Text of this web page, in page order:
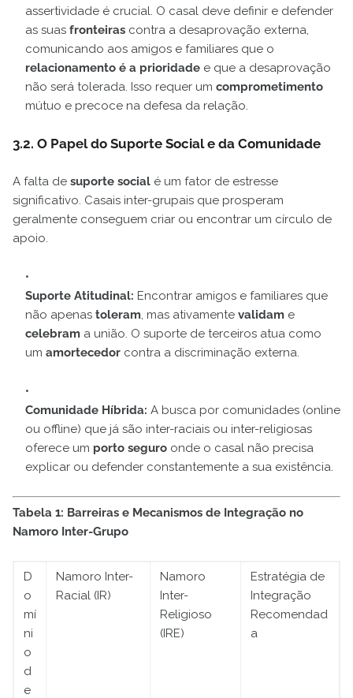
assertividade é crucial. O casal deve definir e defender
as suas fronteiras contra a desaprovação externa,
comunicando aos amigos e familiares que o
relacionamento é a prioridade e que a desaprovação
não será tolerada. Isso requer um comprometimento
mútuo e precoce na defesa da relação.
3.2. O Papel do Suporte Social e da Comunidade
A falta de suporte social é um fator de estresse
significativo. Casais inter-grupais que prosperam
geralmente conseguem criar ou encontrar um círculo de
apoio.
Suporte Atitudinal: Encontrar amigos e familiares que
não apenas toleram , mas ativamente validam e
celebram a união. O suporte de terceiros atua como
um amortecedor contra a discriminação externa.
Comunidade Híbrida: A busca por comunidades (online
ou offline) que já são inter-raciais ou inter-religiosas
oferece um porto seguro onde o casal não precisa
explicar ou defender constantemente a sua existência.
Tabela 1: Barreiras e Mecanismos de Integração no
Namoro Inter-Grupo
D
o
mí
ni
o
d
e
Namoro Inter-
Racial (IR)
Namoro
Inter-
Religioso
(IRE)
Estratégia de
Integração
Recomendad
a